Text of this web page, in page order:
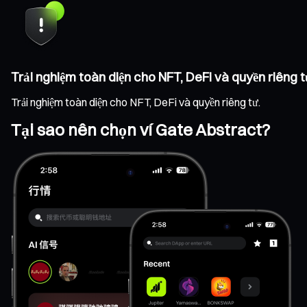
Trải nghiệm toàn diện cho NFT, DeFi và quyền riêng
Trải nghiệm toàn diện cho NFT, DeFi và quyền riêng tư.
Tại sao nên chọn ví Gate Abstract?